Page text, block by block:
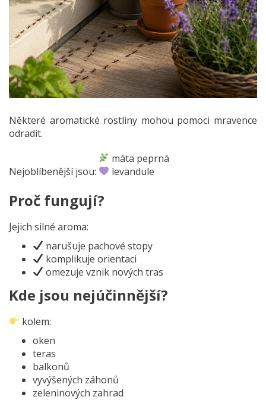
Některé aromatické rostliny mohou pomoci mravence
odradit.
Nejoblíbenější jsou:
máta peprná
levandule
Proč fungují?
Jejich silné aroma:
narušuje pachové stopy
komplikuje orientaci
omezuje vznik nových tras
Kde jsou nejúčinnější?
kolem:
oken
teras
balkonů
vyvýšených záhonů
zeleninových zahrad